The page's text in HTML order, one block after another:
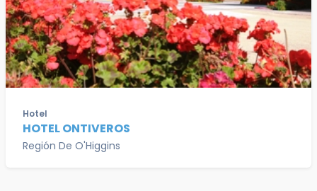
Hotel
HOTEL ONTIVEROS
Región De O'Higgins